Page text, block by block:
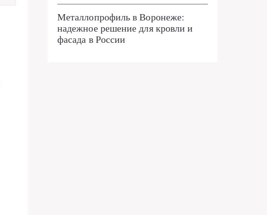
Металлопрофиль в Воронеже:
надежное решение для кровли и
фасада в России